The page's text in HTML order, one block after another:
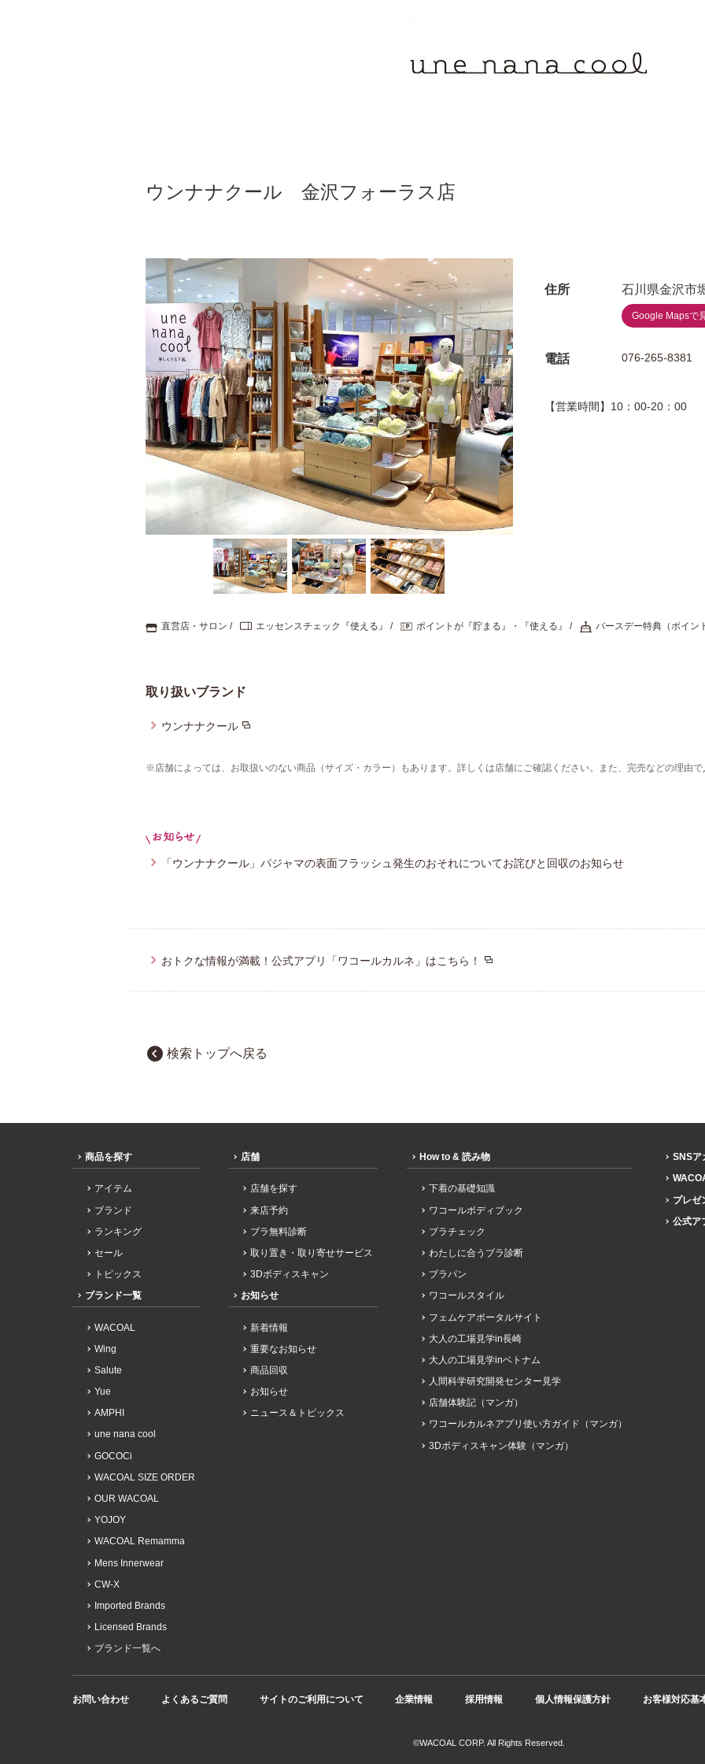
ウンナナクール 金沢フォーラス店
住所 石川県金沢
Google Mapsで
電話 076-265-8381
【営業時間】10：00-20：00
直営店・サロン エッセンスチェック『使える』 ポイントが『貯まる』・『使える』 バースデー特典（ポイン
取り扱いブランド
ウンナナクール
※店舗によっては、お取扱いのない商品（サイズ・カラー）もあります。詳しくは店舗にご確認ください。また、完売などの理由で
「ウンナナクール」パジャマの表面フラッシュ発生のおそれについてお詫びと回収のお知らせ
おトクな情報が満載！公式アプリ「ワコールカルネ」はこちら！
検索トップへ戻る
商品を探す
アイテム
ブランド
ランキング
セール
トピックス
ブランド一覧
WACOAL
Wing
Salute
Yue
AMPHI
une nana cool
GOCOCi
WACOAL SIZE ORDER
OUR WACOAL
YOJOY
WACOAL Remamma
Mens Innerwear
CW-X
Imported Brands
Licensed Brands
ブランド一覧へ
店舗
店舗を探す
来店予約
ブラ無料診断
取り置き・取り寄せサービス
3Dボディスキャン
お知らせ
新着情報
重要なお知らせ
商品回収
お知らせ
ニュース＆トピックス
How to & 読み物
下着の基礎知識
ワコールボディブック
ブラチェック
わたしに合うブラ診断
ブラパン
ワコールスタイル
フェムケアポータルサイト
大人の工場見学in長崎
大人の工場見学inベトナム
人間科学研究開発センター見学
店舗体験記（マンガ）
ワコールカルネアプリ使い方ガイド（マンガ）
3Dボディスキャン体験（マンガ）
SNSア
プレゼ
公式ア
お問い合わせ よくあるご質問 サイトのご利用について 企業情報 採用情報 個人情報保護方針 お客様対応基
©WACOAL CORP. All Rights Reserved.